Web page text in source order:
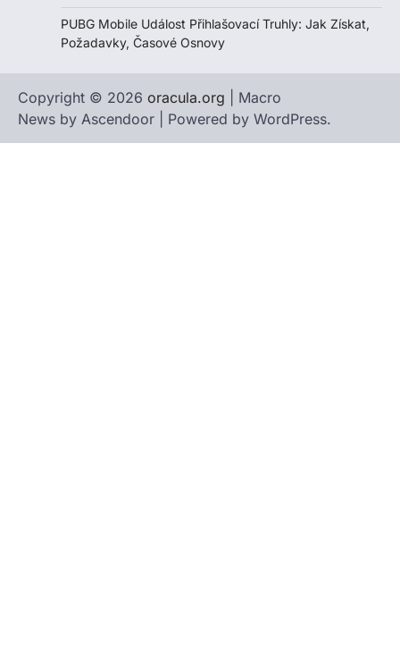
PUBG Mobile Událost Přihlašovací Truhly: Jak Získat,
Požadavky, Časové Osnovy
Copyright © 2026 oracula.org | Macro
News by Ascendoor | Powered by WordPress.